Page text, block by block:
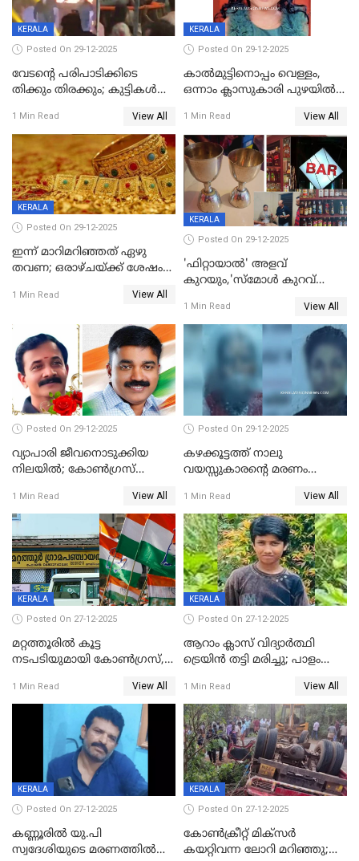
KERALA
Posted On 29-12-2025
വേടന്റെ പരിപാടിക്കിടെ
തിക്കും തിരക്കും; കുട്ടികള്‍
പരിക്ക്; പാളം മറികടന്ന
യുവാവ് ട്രെയിന്‍ തട്ടി മരിച്ചു
1 Min Read View All
KERALA
Posted On 29-12-2025
കാൽമുട്ടിനൊപ്പം വെള്ളം,
ഒന്നാം ക്ലാസുകാരി പുഴയിൽ
കുട്ടികൾക്കൊപ്പം
കളിക്കുന്നതിനിടെ
1 Min Read View All
KERALA
Posted On 29-12-2025
ഇന്ന് മാറിമറിഞ്ഞത് ഏഴു
തവണ; ഒരാഴ്ചയ്ക്ക് ശേഷം
1 Min Read View All
KERALA
Posted On 29-12-2025
'ഫിറ്റായാൽ' അളവ്
കുറയും,'സ്‌മോൾ കുറവ്
പിഴ
1 Min Read View All
Posted On 29-12-2025
വ്യാപാരി ജീവനൊടുക്കിയ
നിലയില്‍; കോണ്‍ഗ്രസ്
മാനസികപീഡനമെന്ന് കുറിപ്പ്
1 Min Read View All
Posted On 29-12-2025
കഴക്കൂട്ടത്ത് നാലു
വയസ്സുകാരന്റെ മരണം
സുഹൃത്തും പൊലീസ്
കസ്റ്റഡിയിൽ
1 Min Read View All
KERALA
Posted On 27-12-2025
മറ്റത്തൂരിൽ കൂട്ട
നടപടിയുമായി കോണ്‍ഗ്രസ്,
എട്ട് പേര്‍ ഉള്‍പ്പെടെ
പത്തുപേരെ പുറത്താക്കി,
ചൊവ്വന്നൂരിലും നടപടി
1 Min Read View All
KERALA
Posted On 27-12-2025
ആറാം ക്ലാസ് വിദ്യാർത്ഥി
ട്രെയിൻ തട്ടി മരിച്ചു; പാളം
അപകടം മലപ്പുറത്ത്
1 Min Read View All
KERALA
Posted On 27-12-2025
കണ്ണൂരിൽ യു.പി
സ്വദേശിയുടെ മരണത്തിൽ
KERALA
Posted On 27-12-2025
കോണ്‍ക്രീറ്റ് മിക്‌സര്‍
കയറ്റിവന്ന ലോറി മറിഞ്ഞു;